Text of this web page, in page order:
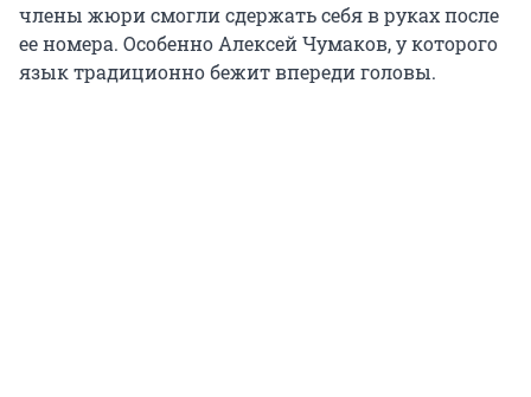
члены жюри смогли сдержать себя в руках после
ее номера. Особенно Алексей Чумаков, у которого
язык традиционно бежит впереди головы.